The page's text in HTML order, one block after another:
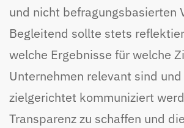
und nicht befragungsbasierten
Begleitend sollte stets
welche Ergebnisse für welche
Unternehmen relevant sind
zielgerichtet kommuniziert
Transparenz zu schaffen und